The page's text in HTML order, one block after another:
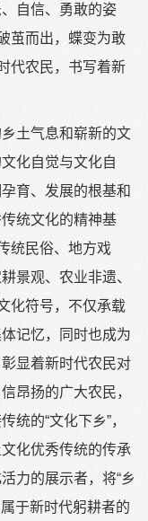
自信、勇敢的姿
茧而出，蝶变为敢
代农民，书写着新
土气息和崭新的文
化自觉与文化自
育、发展的根基和
统文化的精神基
统民俗、地方戏
景观、农业非遗、
化符号，不仅承载
记忆，同时也成为
显着新时代农民对
昂扬的广大农民，
统的“文化下乡”，
化优秀传统的传承
力的展示者，将“乡
于新时代躬耕者的